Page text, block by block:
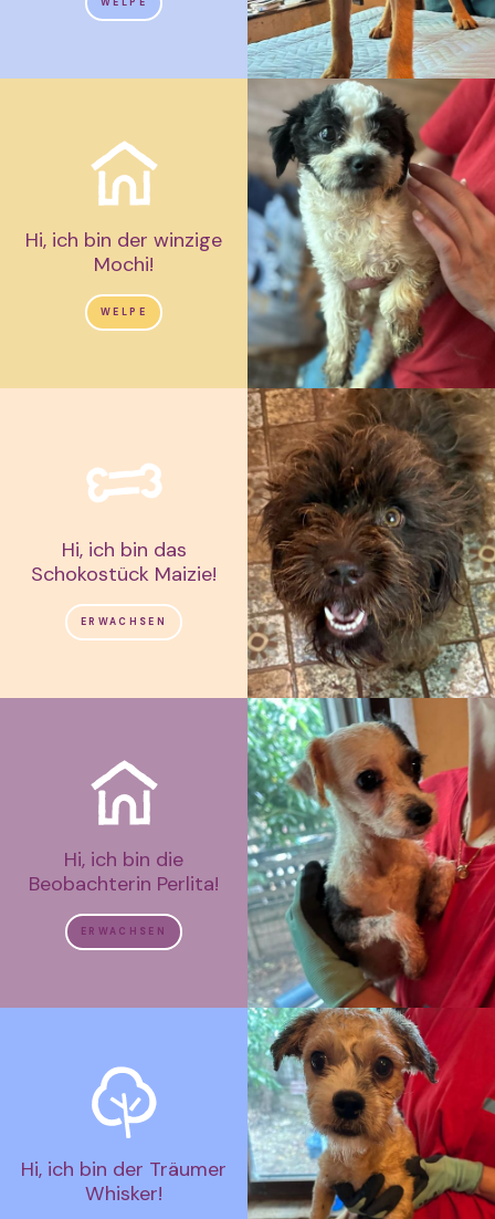
Hi, ich bin der winzige
Mochi!
WELPE
Hi, ich bin das
Schokostück Maizie!
ERWACHSEN
Hi, ich bin die
Beobachterin Perlita!
ERWACHSEN
Hi, ich bin der Träumer
Whisker!